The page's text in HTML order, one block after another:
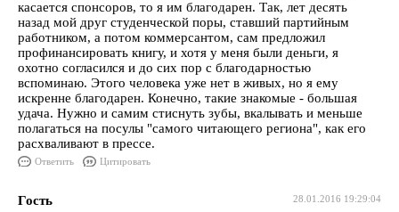
касается спонсоров, то я им благодарен. Так, лет десять
назад мой друг студенческой поры, ставший партийным
работником, а потом коммерсантом, сам предложил
профинансировать книгу, и хотя у меня были деньги, я
охотно согласился и до сих пор с благодарностью
вспоминаю. Этого человека уже нет в живых, но я ему
искренне благодарен. Конечно, такие знакомые - большая
удача. Нужно и самим стиснуть зубы, вкалывать и меньше
полагаться на посулы "самого читающего региона", как его
расхваливают в прессе.
Ответить Цитировать
28.01.2016 19:29:04
Гость